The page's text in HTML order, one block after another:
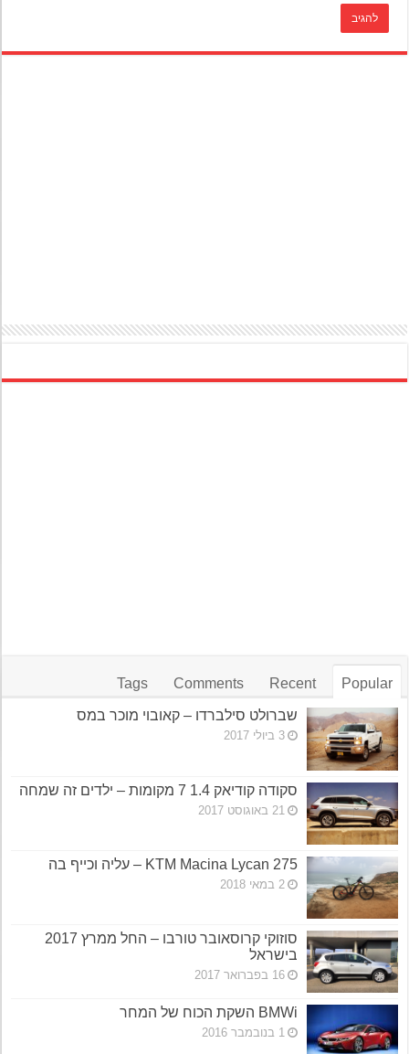
Popular
Recent
Comments
Tags
שברולט סילברדו – קאובוי מוכר במס
3 ביולי 2017
סקודה קודיאק 1.4 7 מקומות – ילדים זה שמחה
21 באוגוסט 2017
KTM Macina Lycan 275 – עליה וכייף בה
2 במאי 2018
סוזוקי קרוסאובר טורבו – החל ממרץ 2017
בישראל
16 בפברואר 2017
BMWi השקת הכוח של המחר
1 בנובמבר 2016